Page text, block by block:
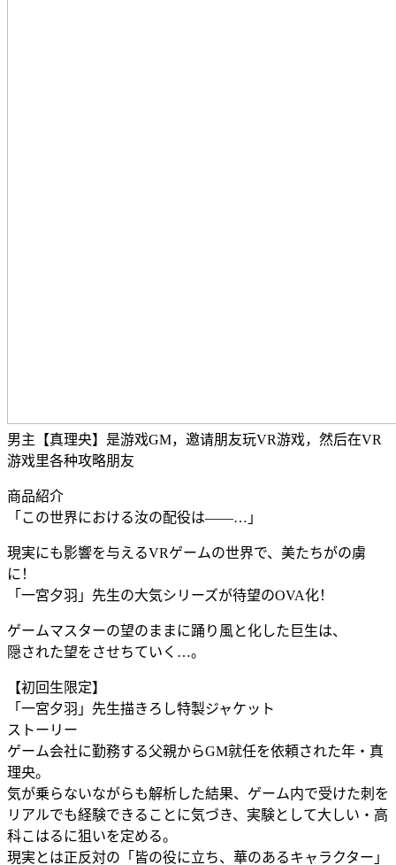
男主【真理央】是游戏GM，邀请朋友玩VR游戏，然后在VR
游戏里各种攻略朋友
商品紹介
「この世界における汝の配役は――…」
現実にも影響を与えるVRゲームの世界で、美たちがの虜
に！
「一宮夕羽」先生の大気シリーズが待望のOVA化！
ゲームマスターの望のままに踊り風と化した巨生は、
隠された望をさせちていく…。
【初回生限定】
「一宮夕羽」先生描きろし特製ジャケット
ストーリー
ゲーム会社に勤務する父親からGM就任を依頼された年・真
理央。
気が乗らないながらも解析した結果、ゲーム内で受けた刺を
リアルでも経験できることに気づき、実験として大しい・高
科こはるに狙いを定める。
現実とは正反対の「皆の役に立ち、華のあるキャラクター」